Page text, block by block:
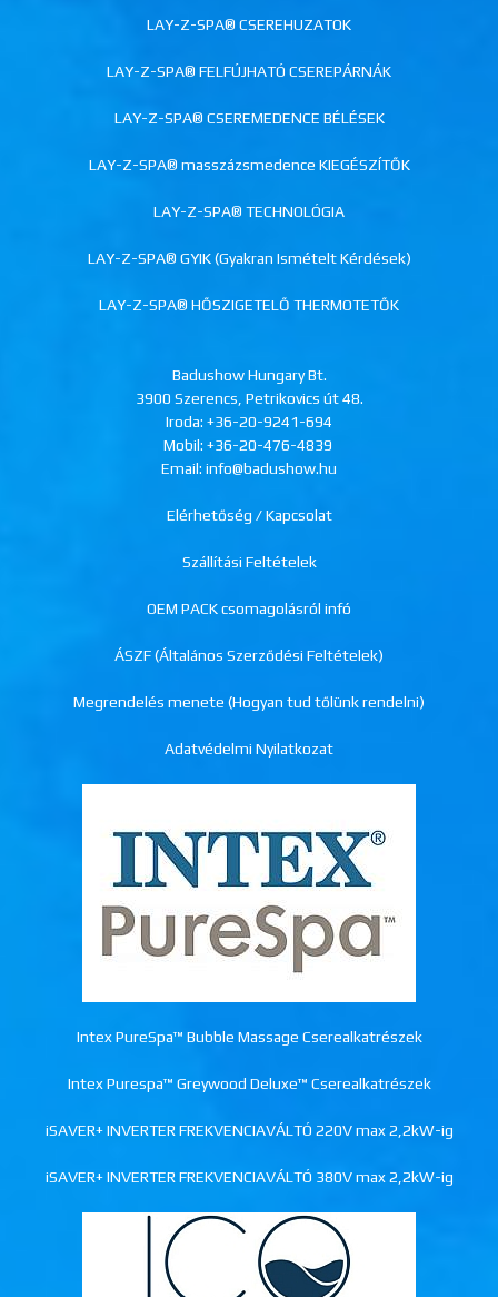
LAY-Z-SPA® CSEREHUZATOK
LAY-Z-SPA® FELFÚJHATÓ CSEREPÁRNÁK
LAY-Z-SPA® CSEREMEDENCE BÉLÉSEK
LAY-Z-SPA® masszázsmedence KIEGÉSZÍTŐK
LAY-Z-SPA® TECHNOLÓGIA
LAY-Z-SPA® GYIK (Gyakran Ismételt Kérdések)
LAY-Z-SPA® HŐSZIGETELŐ THERMOTETŐK
Badushow Hungary Bt.
3900 Szerencs, Petrikovics út 48.
Iroda: +36-20-9241-694
Mobil: +36-20-476-4839
Email: info@badushow.hu
Elérhetőség / Kapcsolat
Szállítási Feltételek
OEM PACK csomagolásról infó
ÁSZF (Általános Szerződési Feltételek)
Megrendelés menete (Hogyan tud tőlünk rendelni)
Adatvédelmi Nyilatkozat
Intex PureSpa™ Bubble Massage Cserealkatrészek
Intex Purespa™ Greywood Deluxe™ Cserealkatrészek
iSAVER+ INVERTER FREKVENCIAVÁLTÓ 220V max 2,2kW-ig
iSAVER+ INVERTER FREKVENCIAVÁLTÓ 380V max 2,2kW-ig